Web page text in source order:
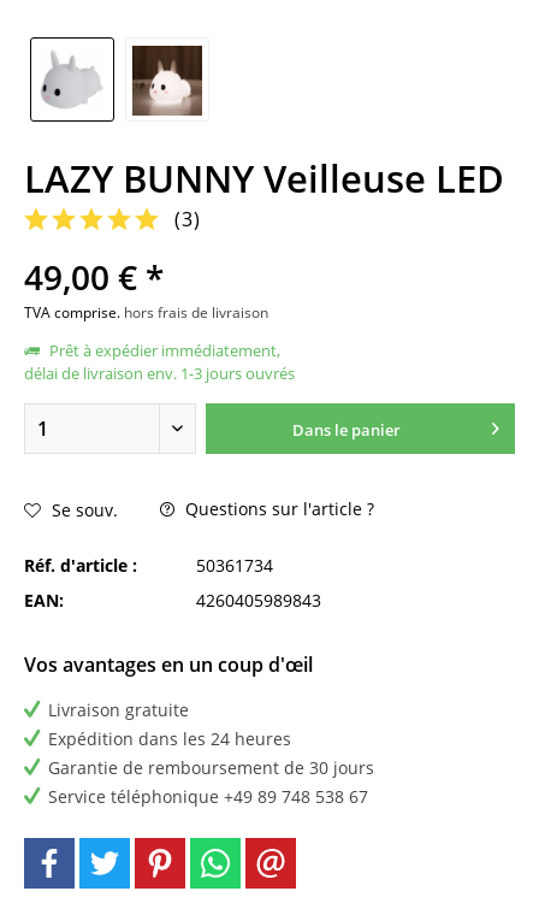
LAZY BUNNY Veilleuse LED
(3)
49,00 € *
TVA comprise. hors frais de livraison
Prêt à expédier immédiatement,
délai de livraison env. 1-3 jours ouvrés
Dans le panier
Se souv. Questions sur l'article ?
Réf. d'article :
50361734
EAN:
4260405989843
Vos avantages en un coup d'œil
Livraison gratuite
Expédition dans les 24 heures
Garantie de remboursement de 30 jours
Service téléphonique +49 89 748 538 67